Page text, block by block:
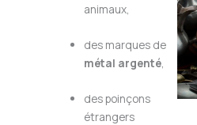
animaux,
des marques de
métal argenté,
des poinçons
étrangers